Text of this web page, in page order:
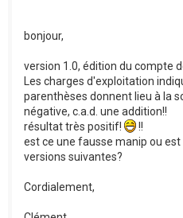
bonjour,
version 1.0, édition du compte
Les charges d'exploitation
parenthèses donnent lieu à la
négative, c.a.d. une addition!!
résultat très positif!
!!
est ce une fausse manip ou
versions suivantes?
Cordialement,